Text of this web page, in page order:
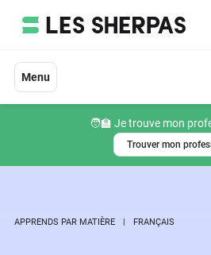
Menu
🧑‍🏫 Je trouve mon
Trouver mon
APPRENDS PAR MATIÈRE FRANÇAIS